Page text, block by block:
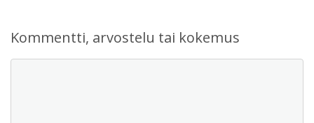
Kommentti, arvostelu tai kokemus